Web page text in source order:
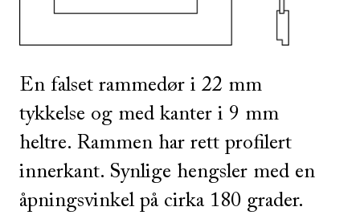
En falset rammedør i 22 mm
tykkelse og med kanter i 9 mm
heltre. Rammen har rett profilert
innerkant. Synlige hengsler med en
åpningsvinkel på cirka 180 grader.